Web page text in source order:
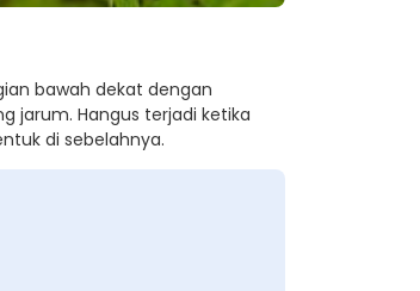
bawah dekat dengan
jarum. Hangus terjadi ketika
di sebelahnya.